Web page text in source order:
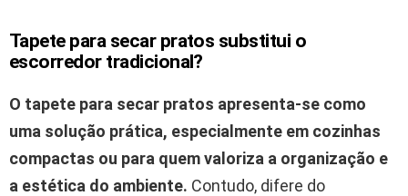
Tapete para secar pratos substitui o
escorredor tradicional?
O tapete para secar pratos apresenta-se como
uma solução prática, especialmente em cozinhas
compactas ou para quem valoriza a organização e
a estética do ambiente. Contudo, difere do